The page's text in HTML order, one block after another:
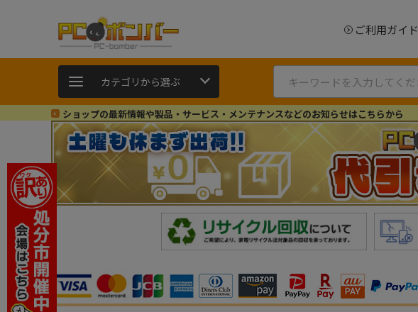
ご利用ガイド
カテゴリから選ぶ
ショップの最新情報や製品・サービス・メンテナンスなどのお知らせはこちらから